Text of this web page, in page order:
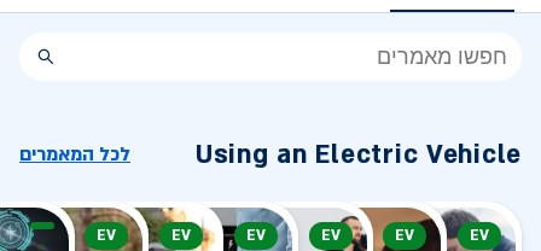
Using an Electric Vehicle לכל המאמרים
EV
EV
EV
EV
EV
EV